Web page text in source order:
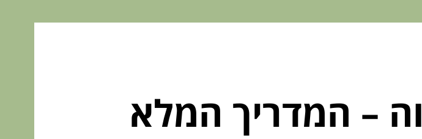
– המדריך המלא